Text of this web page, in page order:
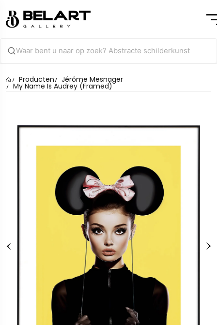
Producten Jérôme Mesnager
My Name Is Audrey (Framed)